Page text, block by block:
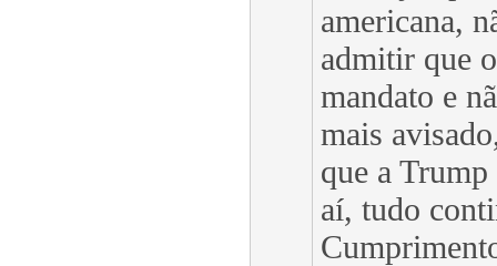
americana,
admitir que
mandato e
mais
que a
aí, tudo